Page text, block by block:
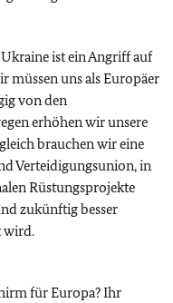
ist ein Angriff auf
müssen uns als Europäer
von den
erhöhen wir unsere
brauchen wir eine
Verteidigungsunion, in
Rüstungsprojekte
zukünftig besser
wird.
für Europa? Ihr